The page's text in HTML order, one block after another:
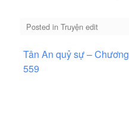
Posted in Truyện edit
Điều
hướng
Tân An quỷ sự – Chương
559